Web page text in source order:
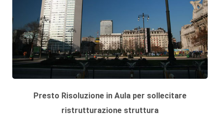
Presto Risoluzione in Aula per sollecitare
ristrutturazione struttura